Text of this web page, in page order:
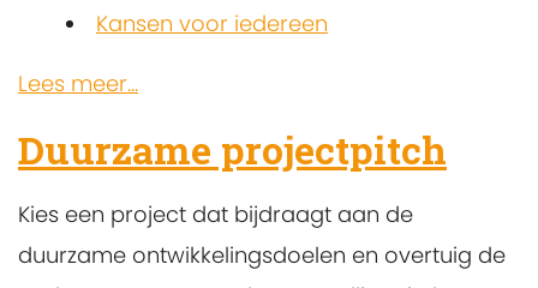
Kansen voor iedereen
Lees meer...
Duurzame projectpitch
Kies een project dat bijdraagt aan de
duurzame ontwikkelingsdoelen en overtuig de